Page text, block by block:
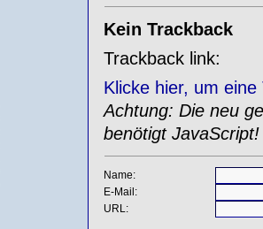
Kein Trackback
Trackback link:
Klicke hier, um
Achtung: Die neu
benötigt JavaScript!
Name:
E-Mail:
URL: